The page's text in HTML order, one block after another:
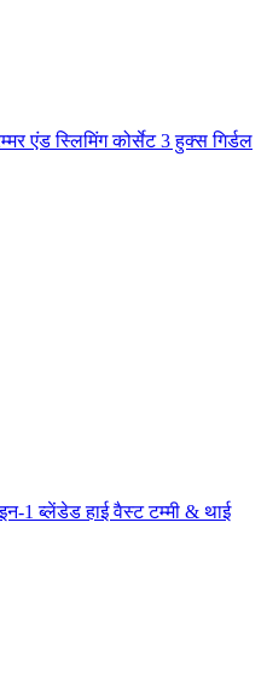
एंड स्लिमिंग कोर्सेट 3 हुक्स गिर्डल
1 ब्लेंडेड हाई वैस्ट टम्मी & थाई